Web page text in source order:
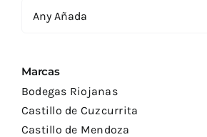
Marcas
Bodegas Riojanas
Castillo de Cuzcurrita
Castillo de Mendoza